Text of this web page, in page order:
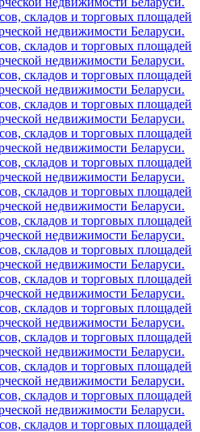
складов и торговых площадей
недвижимости Беларуси.
складов и торговых площадей
недвижимости Беларуси.
складов и торговых площадей
недвижимости Беларуси.
складов и торговых площадей
недвижимости Беларуси.
складов и торговых площадей
недвижимости Беларуси.
складов и торговых площадей
недвижимости Беларуси.
складов и торговых площадей
недвижимости Беларуси.
складов и торговых площадей
недвижимости Беларуси.
складов и торговых площадей
недвижимости Беларуси.
складов и торговых площадей
недвижимости Беларуси.
складов и торговых площадей
недвижимости Беларуси.
складов и торговых площадей
недвижимости Беларуси.
складов и торговых площадей
недвижимости Беларуси.
складов и торговых площадей
недвижимости Беларуси.
складов и торговых площадей